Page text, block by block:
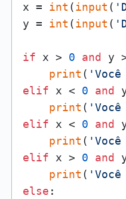
x = int (input (
y = int (input (
if x > 0 and y
print (
elif x < 0 and
print (
elif x < 0 and
print (
elif x > 0 and
print (
else :